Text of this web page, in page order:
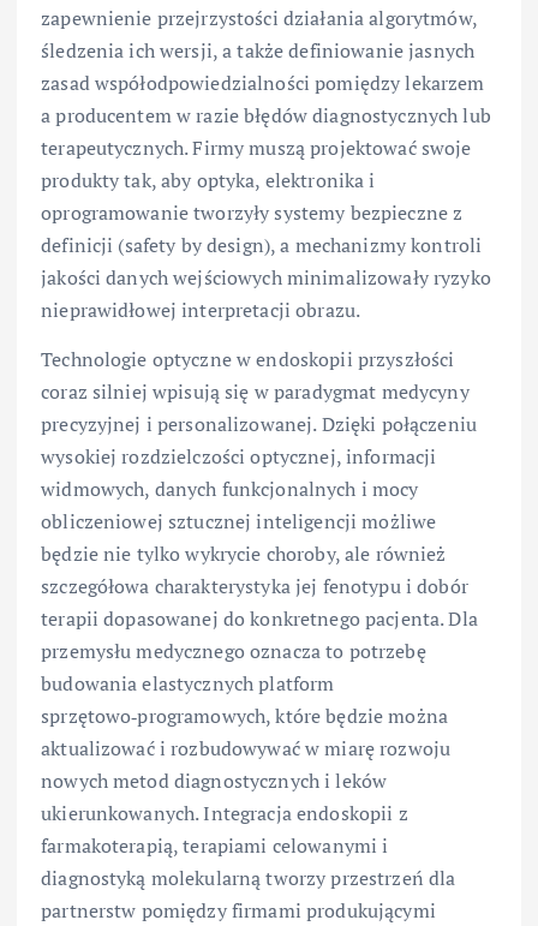
zapewnienie przejrzystości działania algorytmów,
śledzenia ich wersji, a także definiowanie jasnych
zasad współodpowiedzialności pomiędzy lekarzem
a producentem w razie błędów diagnostycznych lub
terapeutycznych. Firmy muszą projektować swoje
produkty tak, aby optyka, elektronika i
oprogramowanie tworzyły systemy bezpieczne z
definicji (safety by design), a mechanizmy kontroli
jakości danych wejściowych minimalizowały ryzyko
nieprawidłowej interpretacji obrazu.
Technologie optyczne w endoskopii przyszłości
coraz silniej wpisują się w paradygmat medycyny
precyzyjnej i personalizowanej. Dzięki połączeniu
wysokiej rozdzielczości optycznej, informacji
widmowych, danych funkcjonalnych i mocy
obliczeniowej sztucznej inteligencji możliwe
będzie nie tylko wykrycie choroby, ale również
szczegółowa charakterystyka jej fenotypu i dobór
terapii dopasowanej do konkretnego pacjenta. Dla
przemysłu medycznego oznacza to potrzebę
budowania elastycznych platform
sprzętowo‑programowych, które będzie można
aktualizować i rozbudowywać w miarę rozwoju
nowych metod diagnostycznych i leków
ukierunkowanych. Integracja endoskopii z
farmakoterapią, terapiami celowanymi i
diagnostyką molekularną tworzy przestrzeń dla
partnerstw pomiędzy firmami produkującymi